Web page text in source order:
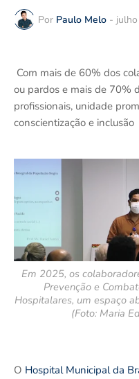
Por Paulo Melo -
Com mais de 60% dos
ou pardos e mais de 70%
profissionais, unidade
conscientização e inclusão
Em 2025, os
Prevenção e
Hospitalares, um espaço
(Foto: Maria
O Hospital Municipal da